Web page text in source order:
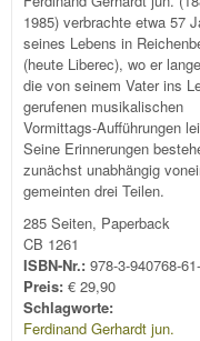
1985) verbrachte etwa 57
seines Lebens in
(heute Liberec), wo er
die von seinem Vater ins
gerufenen musikalischen
Vormittags-Aufführungen
Seine Erinnerungen
zunächst unabhängig
gemeinten drei Teilen.
285 Seiten, Paperback
CB 1261
ISBN-Nr.: 978-3-940768-
Preis: € 29,90
Schlagworte:
Ferdinand Gerhardt jun.